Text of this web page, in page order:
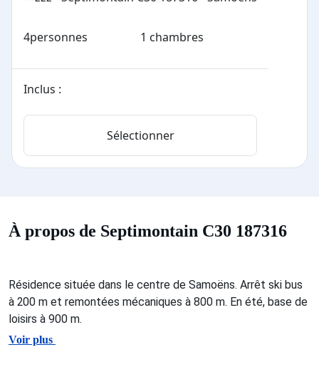
4personnes 1 chambres
Inclus :
Sélectionner
À propos de Septimontain C30 187316
Résidence située dans le centre de Samoëns. Arrêt ski bus
à 200 m et remontées mécaniques à 800 m. En été, base de
loisirs à 900 m.
Voir plus